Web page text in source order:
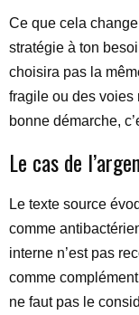
Ce que cela
stratégie à ton
choisira pas la
fragile ou des voies
bonne démarche,
Le cas de
Le texte source
comme
interne n’est pas
comme
ne faut pas le